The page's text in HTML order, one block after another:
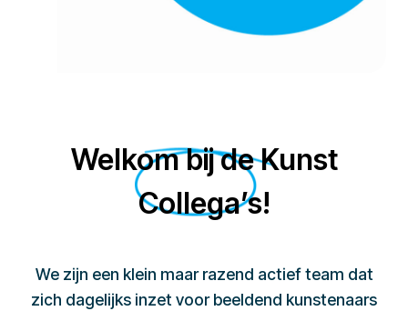
Welkom bij de Kunst
Collega’s!
We zijn een klein maar razend actief team dat
zich dagelijks inzet voor beeldend kunstenaars